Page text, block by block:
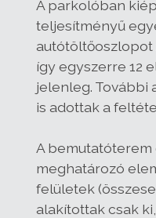
A parkolóban
teljesítményű
autótöltőoszlopot
így egyszerre 12
jelenleg. További
is adottak a
A bemutatóterem
meghatározó
felületek
alakítottak csak